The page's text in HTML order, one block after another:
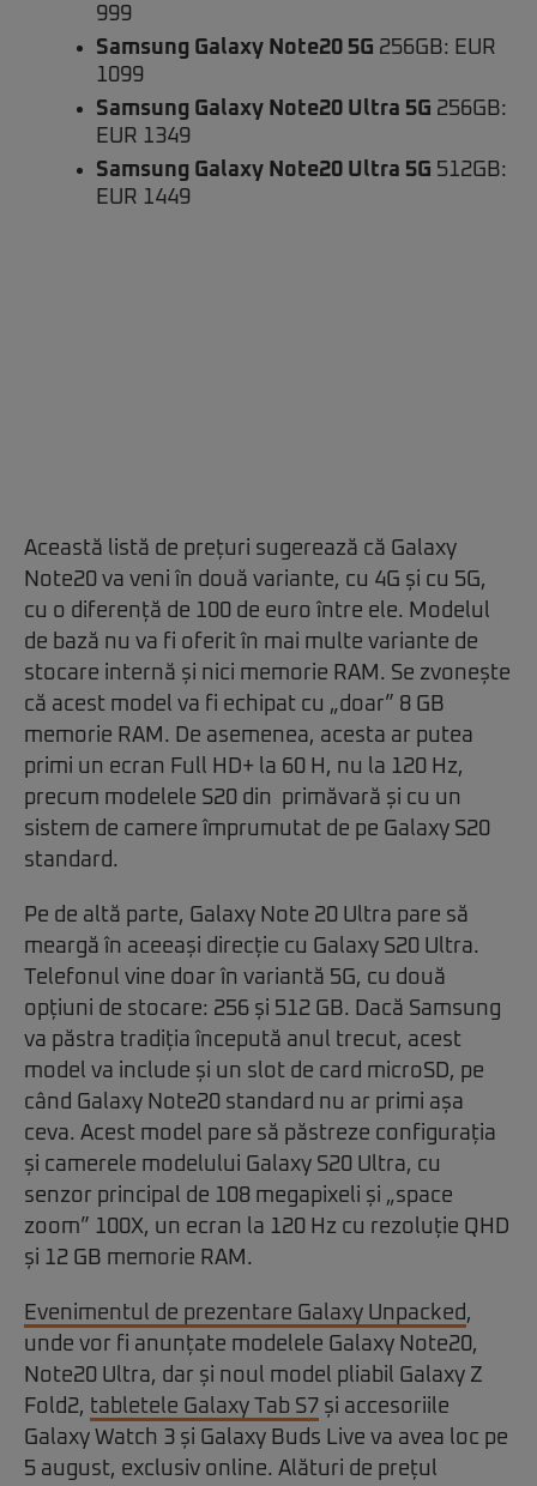
999
Samsung Galaxy Note20 5G 256GB: EUR
1099
Samsung Galaxy Note20 Ultra 5G 256GB:
EUR 1349
Samsung Galaxy Note20 Ultra 5G 512GB:
EUR 1449
Această listă de prețuri sugerează că Galaxy
Note20 va veni în două variante, cu 4G și cu 5G,
cu o diferență de 100 de euro între ele. Modelul
de bază nu va fi oferit în mai multe variante de
stocare internă și nici memorie RAM. Se zvonește
că acest model va fi echipat cu „doar” 8 GB
memorie RAM. De asemenea, acesta ar putea
primi un ecran Full HD+ la 60 H, nu la 120 Hz,
precum modelele S20 din primăvară și cu un
sistem de camere împrumutat de pe Galaxy S20
standard.
Pe de altă parte, Galaxy Note 20 Ultra pare să
meargă în aceeași direcție cu Galaxy S20 Ultra.
Telefonul vine doar în variantă 5G, cu două
opțiuni de stocare: 256 și 512 GB. Dacă Samsung
va păstra tradiția începută anul trecut, acest
model va include și un slot de card microSD, pe
când Galaxy Note20 standard nu ar primi așa
ceva. Acest model pare să păstreze configurația
și camerele modelului Galaxy S20 Ultra, cu
senzor principal de 108 megapixeli și „space
zoom” 100X, un ecran la 120 Hz cu rezoluție QHD
și 12 GB memorie RAM.
Evenimentul de prezentare Galaxy Unpacked,
unde vor fi anunțate modelele Galaxy Note20,
Note20 Ultra, dar și noul model pliabil Galaxy Z
Fold2, tabletele Galaxy Tab S7 și accesoriile
Galaxy Watch 3 și Galaxy Buds Live va avea loc pe
5 august, exclusiv online. Alături de prețul